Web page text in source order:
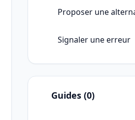
Proposer une
Signaler une erreur
Guides (0)